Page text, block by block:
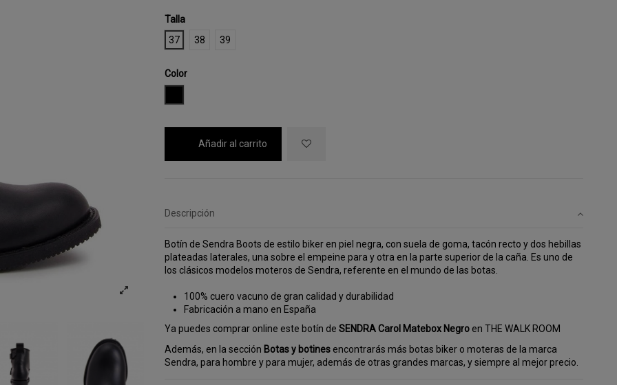
Talla
37
38 39
Color
Añadir al carrito
Descripción
Botín de Sendra Boots de estilo biker en piel negra, con suela de goma, tacón recto y dos hebillas
plateadas laterales, una sobre el empeine para y otra en la parte superior de la caña. Es uno de
los clásicos modelos moteros de Sendra, referente en el mundo de las botas.
100% cuero vacuno de gran calidad y durabilidad
Fabricación a mano en España
Ya puedes comprar online este botín de SENDRA Carol Matebox Negro en THE WALK ROOM
Además, en la sección Botas y botinesencontrarás más botas biker o moteras de la marca
Sendra, para hombre y para mujer, además de otras grandes marcas, y siempre al mejor precio.